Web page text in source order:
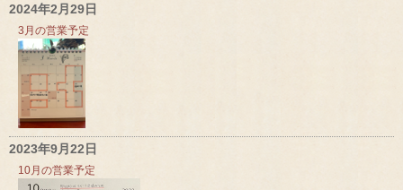
2024年2月29日
3月の営業予定
2023年9月22日
10月の営業予定